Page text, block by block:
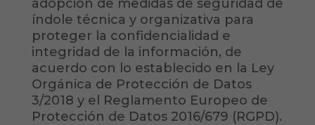
adopción de medidas de seguridad de
índole técnica y organizativa para
proteger la confidencialidad e
integridad de la información, de
acuerdo con lo establecido en la Ley
Orgánica de Protección de Datos
3/2018 y el Reglamento Europeo de
Protección de Datos 2016/679 (RGPD).